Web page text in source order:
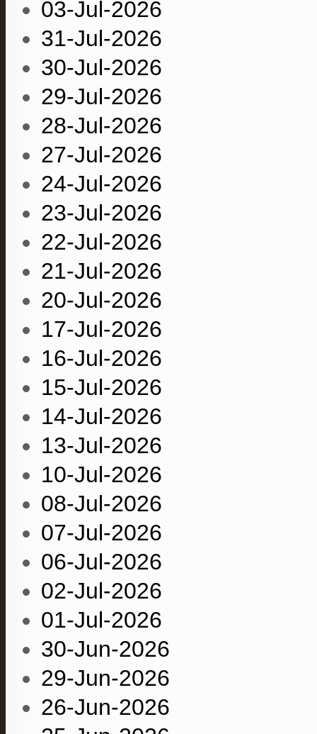
03-Jul-2026
31-Jul-2026
30-Jul-2026
29-Jul-2026
28-Jul-2026
27-Jul-2026
24-Jul-2026
23-Jul-2026
22-Jul-2026
21-Jul-2026
20-Jul-2026
17-Jul-2026
16-Jul-2026
15-Jul-2026
14-Jul-2026
13-Jul-2026
10-Jul-2026
08-Jul-2026
07-Jul-2026
06-Jul-2026
02-Jul-2026
01-Jul-2026
30-Jun-2026
29-Jun-2026
26-Jun-2026